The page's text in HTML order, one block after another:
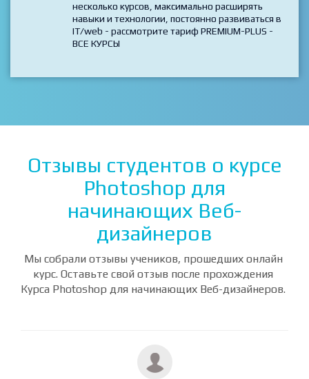
несколько курсов, максимально расширять
навыки и технологии, постоянно развиваться в
IT/web - рассмотрите тариф PREMIUM-PLUS -
ВСЕ КУРСЫ
Отзывы студентов о курсе
Photoshop для
начинающих Веб-
дизайнеров
Мы собрали отзывы учеников, прошедших онлайн
курс. Оставьте свой отзыв после прохождения
Курса Photoshop для начинающих Веб-дизайнеров.